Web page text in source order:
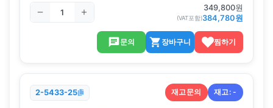
349,800원
(VAT포함)384,780원
문의 장바구니 찜하기
2-5433-25 재고문의 재고:-